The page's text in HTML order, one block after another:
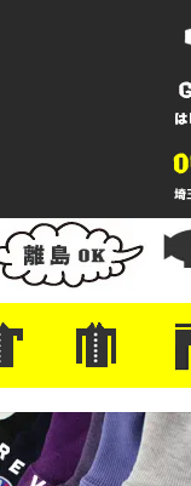
ャツ
ャツ
/サーフ/ボーリング
・ラルフ/ブランド
・無地/チェック/ストラ
・ワーク/ミリタリー/ウ
・ネル/ウール ・ショ
・アウ
・ジー
・
・ミリ
・コー
・コッ
・オー
・ジャ
ン